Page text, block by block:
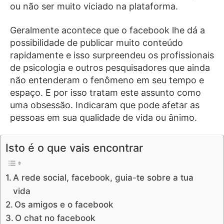
ou não ser muito viciado na plataforma.
Geralmente acontece que o facebook lhe dá a
possibilidade de publicar muito conteúdo
rapidamente e isso surpreendeu os profissionais
de psicologia e outros pesquisadores que ainda
não entenderam o fenômeno em seu tempo e
espaço. E por isso tratam este assunto como
uma obsessão. Indicaram que pode afetar as
pessoas em sua qualidade de vida ou ânimo.
Isto é o que vais encontrar
A rede social, facebook, guia-te sobre a tua
vida
Os amigos e o facebook
O chat no facebook